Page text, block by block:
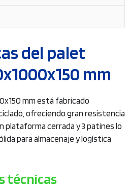
del palet
mm
mm está fabricado
ofreciendo gran resistencia
plataforma cerrada y 3 patines lo
para almacenaje y logística
técnicas